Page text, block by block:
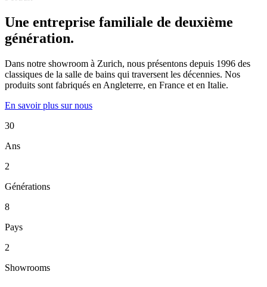
Une entreprise familiale de deuxième
génération.
Dans notre showroom à Zurich, nous présentons depuis 1996 des
classiques de la salle de bains qui traversent les décennies. Nos
produits sont fabriqués en Angleterre, en France et en Italie.
En savoir plus sur nous
30
Ans
2
Générations
8
Pays
2
Showrooms